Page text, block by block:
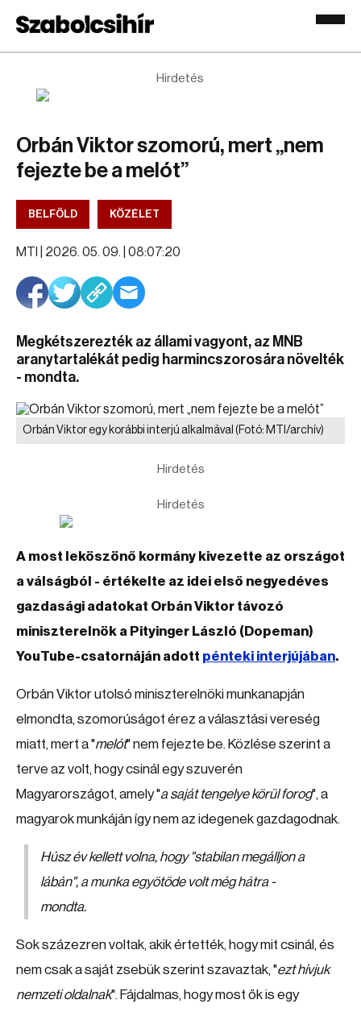
Hirdetés
Orbán Viktor szomorú, mert „nem
fejezte be a melót”
BELFÖLD KÖZÉLET
MTI | 2026. 05. 09. | 08:07:20
Megkétszerezték az állami vagyont, az MNB
aranytartalékát pedig harmincszorosára növelték
- mondta.
Orbán Viktor egy korábbi interjú alkalmával (Fotó: MTI/archív)
Hirdetés
Hirdetés
A most leköszönő kormány kivezette az országot
a válságból - értékelte az idei első negyedéves
gazdasági adatokat Orbán Viktor távozó
miniszterelnök a Pityinger László (Dopeman)
YouTube-csatornáján adott pénteki interjújában.
Orbán Viktor utolsó miniszterelnöki munkanapján
elmondta, szomorúságot érez a választási vereség
miatt, mert a "melót" nem fejezte be. Közlése szerint a
terve az volt, hogy csinál egy szuverén
Magyarországot, amely "a saját tengelye körül forog", a
magyarok munkáján így nem az idegenek gazdagodnak.
Húsz év kellett volna, hogy "stabilan megálljon a
lábán", a munka egyötöde volt még hátra -
mondta.
Sok százezren voltak, akik értették, hogy mit csinál, és
nem csak a saját zsebük szerint szavaztak, "ezt hívjuk
nemzeti oldalnak". Fájdalmas, hogy most ők is egy